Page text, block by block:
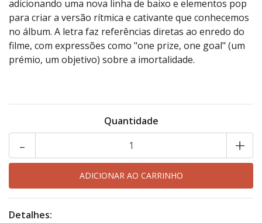
adicionando uma nova linha de baixo e elementos pop
para criar a versão rítmica e cativante que conhecemos
no álbum. A letra faz referências diretas ao enredo do
filme, com expressões como "one prize, one goal" (um
prémio, um objetivo) sobre a imortalidade.
Quantidade
+
-
Detalhes: